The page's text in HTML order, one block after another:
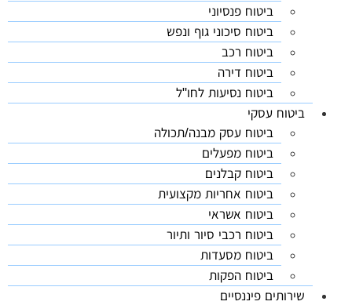
ביטוח פנסיוני
ביטוח סיכוני גוף ונפש
ביטוח רכב
ביטוח דירה
ביטוח נסיעות לחו"ל
ביטוח עסקי
ביטוח עסק מבנה/תכולה
ביטוח מפעלים
ביטוח קבלנים
ביטוח אחריות מקצועית
ביטוח אשראי
ביטוח רכבי סיור ותיור
ביטוח מסעדות
ביטוח הפקות
שירותים פיננסיים